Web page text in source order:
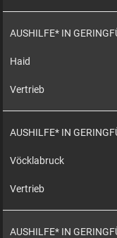
AUSHILFE* IN
Haid
Vertrieb
AUSHILFE* IN
Vöcklabruck
Vertrieb
AUSHILFE* IN